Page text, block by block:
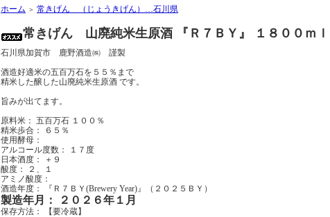
ホーム ＞ 常きげん （じょうきげん）…石川県
常きげん 山廃純米生原酒 『Ｒ７ＢＹ』 １８００ｍｌ
石川県加賀市 鹿野酒造㈱ 謹製
酒造好適米の五百万石を５５％まで
精米した醸した山廃純米生原酒 です。
旨みが出てます。
原料米： 五百万石 １００％
精米歩合： ６５％
使用酵母：
アルコール度数： １７度
日本酒度： ＋９
酸度： ２、１
アミノ酸度：
酒造年度： 『Ｒ７ＢＹ(Brewery Year)』（２０２５ＢＹ）
製造年月： ２０２６年１月
保存方法： 【要冷蔵】